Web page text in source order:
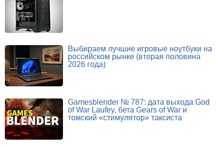
Выбираем лучшие игровые ноутбуки на
российском рынке (вторая половина
2026 года)
Gamesblender № 787: дата выхода God
of War Laufey, бета Gears of War и
томский «стимулятор» таксиста